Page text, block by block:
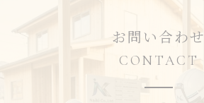
お問い合わせ
CONTACT